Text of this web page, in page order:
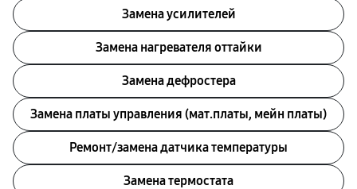
Замена усилителей
Замена нагревателя оттайки
Замена дефростера
Замена платы управления (мат.платы, мейн платы)
Ремонт/замена датчика температуры
Замена термостата